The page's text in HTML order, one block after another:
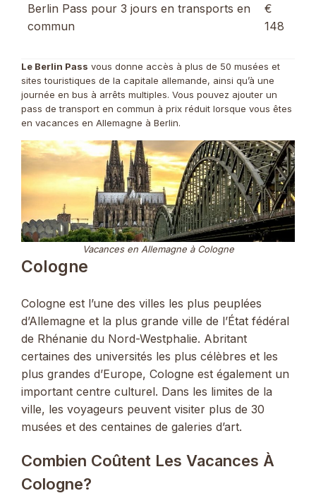
Berlin Pass pour 3 jours en transports en
commun
€
148
Le Berlin Pass vous donne accès à plus de 50 musées et
sites touristiques de la capitale allemande, ainsi qu’à une
journée en bus à arrêts multiples. Vous pouvez ajouter un
pass de transport en commun à prix réduit lorsque vous êtes
en vacances en Allemagne à Berlin.
Vacances en Allemagne à Cologne
Cologne
Cologne est l’une des villes les plus peuplées
d’Allemagne et la plus grande ville de l’État fédéral
de Rhénanie du Nord-Westphalie. Abritant
certaines des universités les plus célèbres et les
plus grandes d’Europe, Cologne est également un
important centre culturel. Dans les limites de la
ville, les voyageurs peuvent visiter plus de 30
musées et des centaines de galeries d’art.
Combien Coûtent Les Vacances À
Cologne?